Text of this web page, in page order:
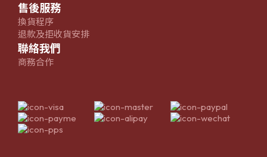
售後服務
換貨程序
退款及拒收貨安排
聯絡我們
商務合作